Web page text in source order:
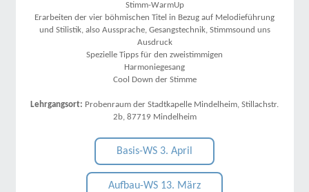
Stimm-WarmUp
Erarbeiten der vier böhmischen Titel in Bezug auf Melodieführung
und Stilistik, also Aussprache, Gesangstechnik, Stimmsound uns
Ausdruck
Spezielle Tipps für den zweistimmigen
Harmoniegesang
Cool Down der Stimme
Lehrgangsort: Probenraum der Stadtkapelle Mindelheim, Stillachstr.
2b, 87719 Mindelheim
Basis-WS 3. April
Aufbau-WS 13. März